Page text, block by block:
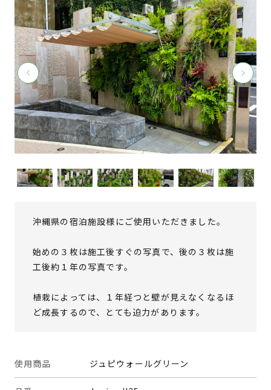
沖縄県の宿泊施設様にご使用いただきました。
始めの３枚は施工後すぐの写真で、後の３枚は施
工後約１年の写真です。
植栽によっては、１年経つと壁が見えなくなるほ
ど成長するので、とても迫力があります。
使用商品 ジュピウォールグリーン